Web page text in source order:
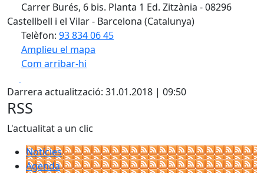
Carrer Burés, 6 bis. Planta 1 Ed. Zitzània - 08296
Castellbell i el Vilar - Barcelona (Catalunya)
Telèfon: 93 834 06 45
Amplieu el mapa
Com arribar-hi
+
−
Darrera actualització: 31.01.2018 | 09:50
RSS
L'actualitat a un clic
Notícies
Agenda